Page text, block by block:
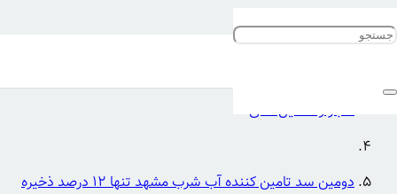
اخبار و تحلیل مالی
دومین سد تامین کننده آب شرب مشهد تنها ۱۲ درصد ذخیره